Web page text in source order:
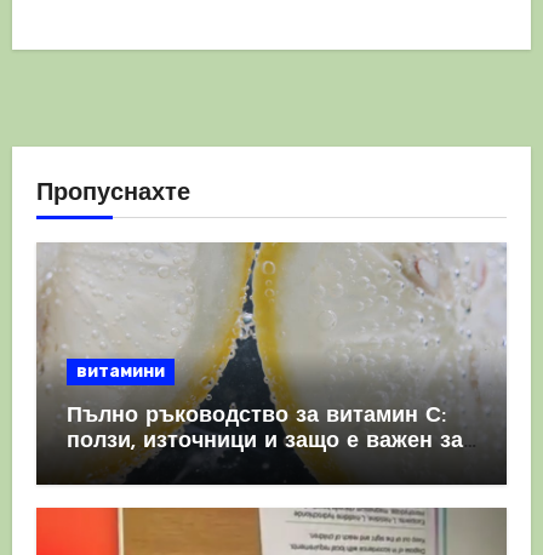
Пропуснахте
витамини
Пълно ръководство за витамин С:
ползи, източници и защо е важен за
имунната система